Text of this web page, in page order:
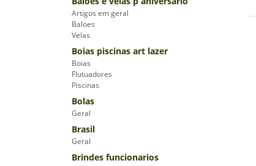
Artigos em geral
Baloes
Velas
Boias piscinas art lazer
Boias
Flutuadores
Piscinas
Bolas
Geral
Brasil
Geral
Brindes funcionarios